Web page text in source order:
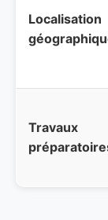
Localisation
Travaux